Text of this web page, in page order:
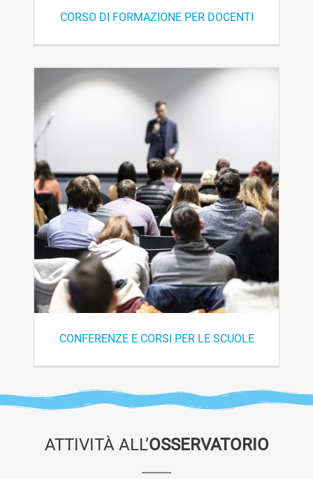
CORSO DI FORMAZIONE PER DOCENTI
CONFERENZE E CORSI PER LE SCUOLE
ATTIVITÀ ALL’OSSERVATORIO